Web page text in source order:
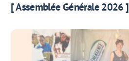
[ Assemblée Générale 2026 ]